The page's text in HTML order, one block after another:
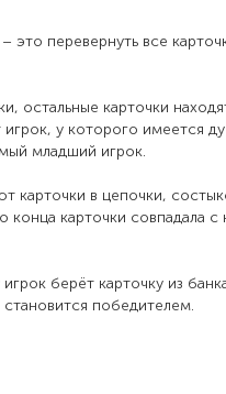
это перевернуть все
остальные карточки
у которого имеется
младший игрок.
карточки в цепочки,
карточки совпадала с
берёт карточку из
становится победителем.